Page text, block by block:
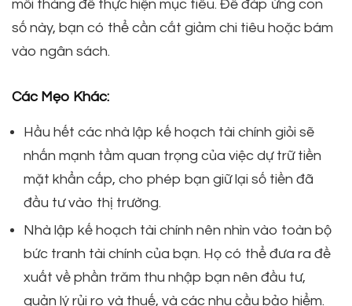
mỗi tháng để thực hiện mục tiêu. Để đáp ứng con
số này, bạn có thể cần cắt giảm chi tiêu hoặc bám
vào ngân sách.
Các Mẹo Khác:
Hầu hết các nhà lập kế hoạch tài chính giỏi sẽ
nhấn mạnh tầm quan trọng của việc dự trữ tiền
mặt khẩn cấp, cho phép bạn giữ lại số tiền đã
đầu tư vào thị trường.
Nhà lập kế hoạch tài chính nên nhìn vào toàn bộ
bức tranh tài chính của bạn. Họ có thể đưa ra đề
xuất về phần trăm thu nhập bạn nên đầu tư,
quản lý rủi ro và thuế, và các nhu cầu bảo hiểm.